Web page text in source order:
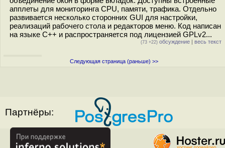
апплеты для мониторинга CPU, памяти, трафика. Отдельно
развивается несколько сторонних GUI для настройки,
реализаций рабочего стола и редакторов меню. Код написан
на языке С++ и распространяется под лицензией GPLv2...
(73 +22) обсуждение | весь текст
Следующая страница (раньше) >>
Партнёры: